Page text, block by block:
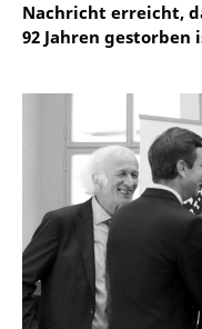
Nachricht erreicht,
92 Jahren gestorben